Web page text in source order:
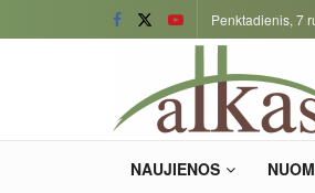
Penktadienis, 7
NAUJIENOS